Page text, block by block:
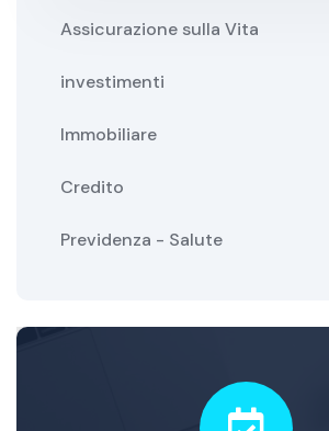
Assicurazione sulla Vita
investimenti
Immobiliare
Credito
Previdenza - Salute